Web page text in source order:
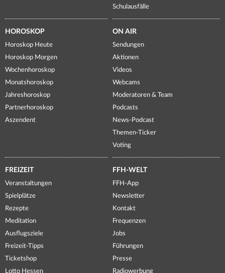
Schulausfälle
HOROSKOP
Horoskop Heute
Horoskop Morgen
Wochenhoroskop
Monatshoroskop
Jahreshoroskop
Partnerhoroskop
Aszendent
ON AIR
Sendungen
Aktionen
Videos
Webcams
Moderatoren & Team
Podcasts
News-Podcast
Themen-Ticker
Voting
FREIZEIT
Veranstaltungen
Spielplätze
Rezepte
Meditation
Ausflugsziele
Freizeit-Tipps
Ticketshop
Lotto Hessen
FFH-WELT
FFH-App
Newsletter
Kontakt
Frequenzen
Jobs
Führungen
Presse
Radiowerbung